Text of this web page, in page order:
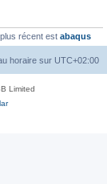
récent est abaqus
horaire sur UTC+02:00
Limited